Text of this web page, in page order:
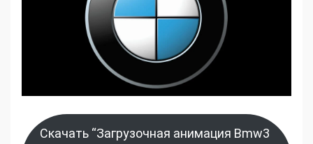
Скачать “Загрузочная анимация Bmw3